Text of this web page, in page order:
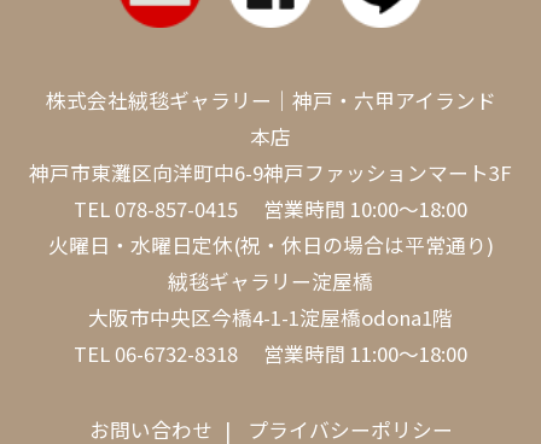
株式会社絨毯ギャラリー｜神戸・六甲アイランド
本店
神戸市東灘区向洋町中6-9神戸ファッションマート3F
TEL 078-857-0415 営業時間 10:00～18:00
火曜日・水曜日定休(祝・休日の場合は平常通り)
絨毯ギャラリー淀屋橋
大阪市中央区今橋4-1-1淀屋橋odona1階
TEL 06-6732-8318 営業時間 11:00～18:00
お問い合わせ プライバシーポリシー